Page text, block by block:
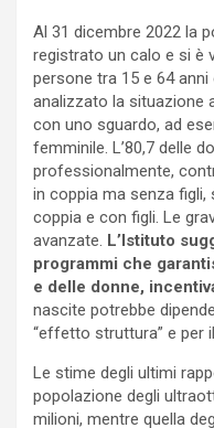
Al 31 dicembre 2022 la
registrato un calo e si è
persone tra 15 e 64 anni
analizzato la situazione
con uno sguardo, ad
femminile. L’80,7 delle
professionalmente,
in coppia ma senza figli,
coppia e con figli. Le
avanzate. L’Istituto
programmi che
e delle donne,
nascite potrebbe
“effetto struttura” e per
Le stime degli ultimi
popolazione degli
milioni, mentre quella